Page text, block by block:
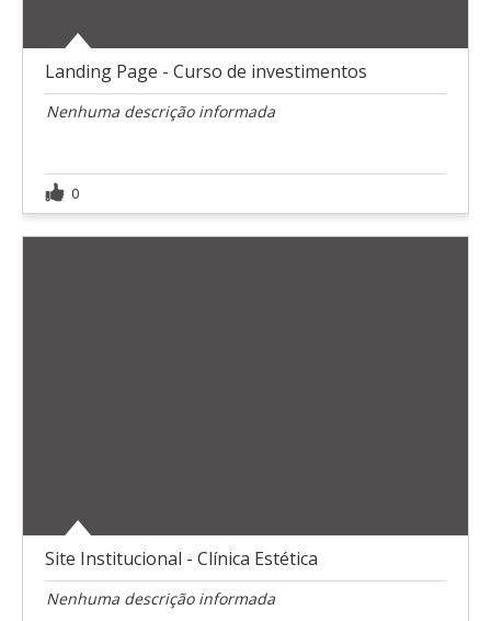
Landing Page - Curso de investimentos
Nenhuma descrição informada
0
Site Institucional - Clínica Estética
Nenhuma descrição informada